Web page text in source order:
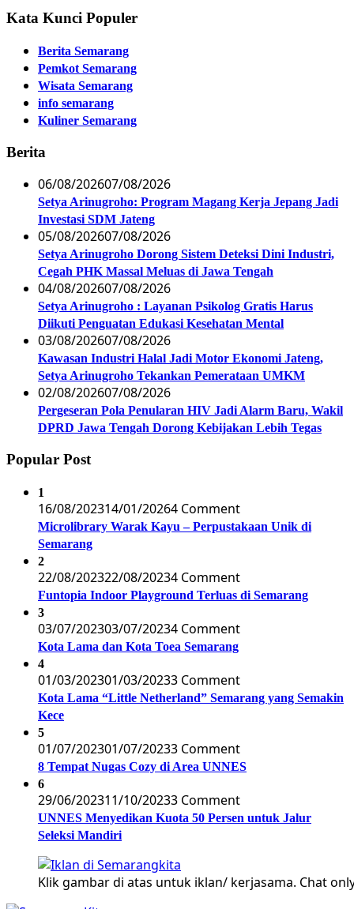
Kata Kunci Populer
Berita Semarang
Pemkot Semarang
Wisata Semarang
info semarang
Kuliner Semarang
Berita
06/08/202607/08/2026
Setya Arinugroho: Program Magang Kerja Jepang Jadi
Investasi SDM Jateng
05/08/202607/08/2026
Setya Arinugroho Dorong Sistem Deteksi Dini Industri,
Cegah PHK Massal Meluas di Jawa Tengah
04/08/202607/08/2026
Setya Arinugroho : Layanan Psikolog Gratis Harus
Diikuti Penguatan Edukasi Kesehatan Mental
03/08/202607/08/2026
Kawasan Industri Halal Jadi Motor Ekonomi Jateng,
Setya Arinugroho Tekankan Pemerataan UMKM
02/08/202607/08/2026
Pergeseran Pola Penularan HIV Jadi Alarm Baru, Wakil
DPRD Jawa Tengah Dorong Kebijakan Lebih Tegas
Popular Post
1
16/08/202314/01/20264 Comment
Microlibrary Warak Kayu – Perpustakaan Unik di
Semarang
2
22/08/202322/08/20234 Comment
Funtopia Indoor Playground Terluas di Semarang
3
03/07/202303/07/20234 Comment
Kota Lama dan Kota Toea Semarang
4
01/03/202301/03/20233 Comment
Kota Lama “Little Netherland” Semarang yang Semakin
Kece
5
01/07/202301/07/20233 Comment
8 Tempat Nugas Cozy di Area UNNES
6
29/06/202311/10/20233 Comment
UNNES Menyedikan Kuota 50 Persen untuk Jalur
Seleksi Mandiri
Klik gambar di atas untuk iklan/ kerjasama. Chat